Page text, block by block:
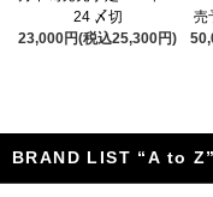
24 〆切
23,000円(税込25,300円)
売
BRAND LIST “A to Z”